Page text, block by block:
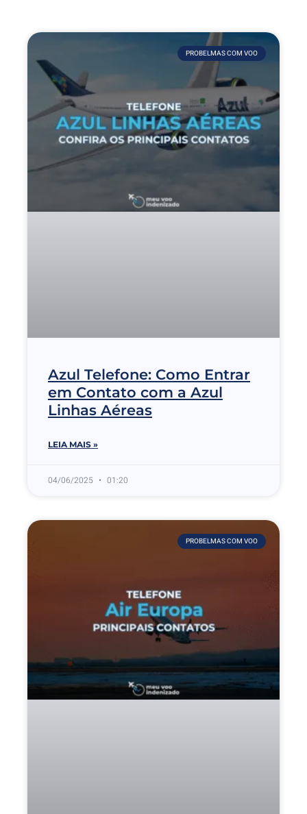
PROBELMAS COM VOO
Azul Telefone: Como Entrar
em Contato com a Azul
Linhas Aéreas
LEIA MAIS »
04/06/2025 01:20
PROBELMAS COM VOO